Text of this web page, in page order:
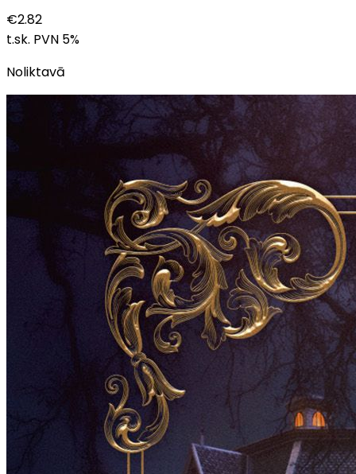
€2.82
t.sk. PVN 5%
Noliktavā